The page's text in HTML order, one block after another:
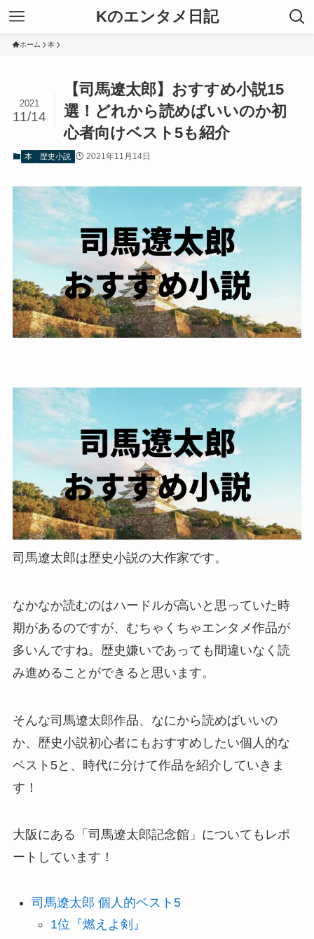
Kのエンタメ日記
ホーム 本
【司馬遼太郎】おすすめ小説15
選！どれから読めばいいのか初
心者向けベスト5も紹介
2021
11/14
本 歴史小説 2021年11月14日
司馬遼太郎は歴史小説の大作家です。
なかなか読むのはハードルが高いと思っていた時
期があるのですが、むちゃくちゃエンタメ作品が
多いんですね。歴史嫌いであっても間違いなく読
み進めることができると思います。
そんな司馬遼太郎作品、なにから読めばいいの
か、歴史小説初心者にもおすすめしたい個人的な
ベスト5と、時代に分けて作品を紹介していきま
す！
大阪にある「司馬遼太郎記念館」についてもレポ
ートしています！
司馬遼太郎 個人的ベスト5
1位『燃えよ剣』